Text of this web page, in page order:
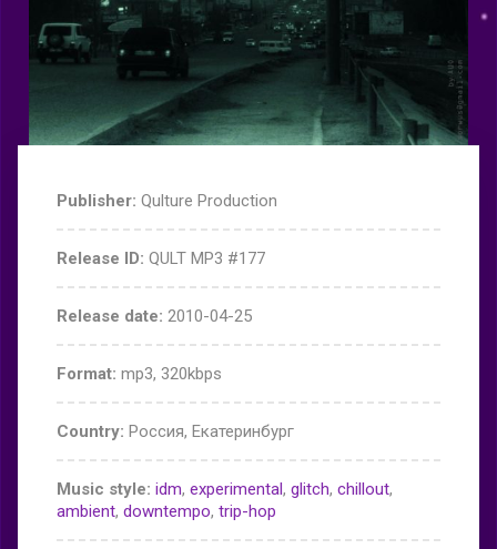
Publisher: Qulture Production
Release ID: QULT MP3 #177
Release date: 2010-04-25
Format: mp3, 320kbps
Country: Россия, Екатеринбург
Music style: idm, experimental, glitch, chillout,
ambient, downtempo, trip-hop